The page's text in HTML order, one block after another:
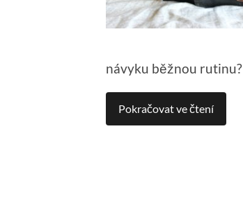
návyku běžnou rutinu?
Pokračovat ve čtení